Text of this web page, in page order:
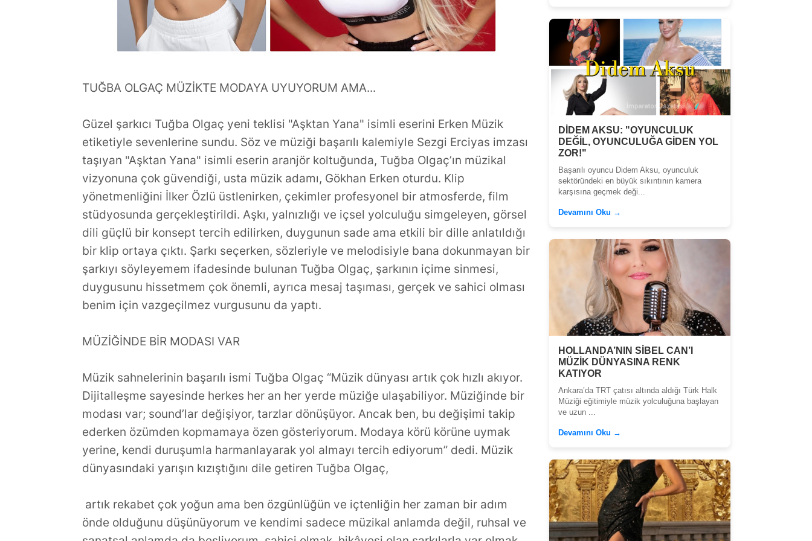
TUĞBA OLGAÇ MÜZİKTE MODAYA UYUYORUM AMA...
Güzel şarkıcı Tuğba Olgaç yeni teklisi "Aşktan Yana" isimli eserini Erken Müzik
etiketiyle sevenlerine sundu. Söz ve müziği başarılı kalemiyle Sezgi Erciyas imzası
taşıyan "Aşktan Yana" isimli eserin aranjör koltuğunda, Tuğba Olgaç’ın müzikal
vizyonuna çok güvendiği, usta müzik adamı, Gökhan Erken oturdu. Klip
yönetmenliğini İlker Özlü üstlenirken, çekimler profesyonel bir atmosferde, film
stüdyosunda gerçekleştirildi. Aşkı, yalnızlığı ve içsel yolculuğu simgeleyen, görsel
dili güçlü bir konsept tercih edilirken, duygunun sade ama etkili bir dille anlatıldığı
bir klip ortaya çıktı. Şarkı seçerken, sözleriyle ve melodisiyle bana dokunmayan bir
şarkıyı söyleyemem ifadesinde bulunan Tuğba Olgaç, şarkının içime sinmesi,
duygusunu hissetmem çok önemli, ayrıca mesaj taşıması, gerçek ve sahici olması
benim için vazgeçilmez vurgusunu da yaptı.
MÜZİĞİNDE BİR MODASI VAR
Müzik sahnelerinin başarılı ismi Tuğba Olgaç “Müzik dünyası artık çok hızlı akıyor.
Dijitalleşme sayesinde herkes her an her yerde müziğe ulaşabiliyor. Müziğinde bir
modası var; sound’lar değişiyor, tarzlar dönüşüyor. Ancak ben, bu değişimi takip
ederken özümden kopmamaya özen gösteriyorum. Modaya körü körüne uymak
yerine, kendi duruşumla harmanlayarak yol almayı tercih ediyorum” dedi. Müzik
dünyasındaki yarışın kızıştığını dile getiren Tuğba Olgaç,
artık rekabet çok yoğun ama ben özgünlüğün ve içtenliğin her zaman bir adım
önde olduğunu düşünüyorum ve kendimi sadece müzikal anlamda değil, ruhsal ve
DİDEM AKSU: "OYUNCULUK
DEĞİL, OYUNCULUĞA GİDEN YOL
ZOR!"
Başarılı oyuncu Didem Aksu, oyunculuk
sektöründeki en büyük sıkıntının kamera
karşısına geçmek deği...
Devamını Oku →
HOLLANDA’NIN SİBEL CAN’I
MÜZİK DÜNYASINA RENK
KATIYOR
Ankara’da TRT çatısı altında aldığı Türk Halk
Müziği eğitimiyle müzik yolculuğuna başlayan
ve uzun ...
Devamını Oku →